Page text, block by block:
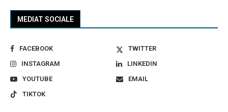
MEDIAT SOCIALE
FACEBOOK
TWITTER
INSTAGRAM
LINKEDIN
YOUTUBE
EMAIL
TIKTOK